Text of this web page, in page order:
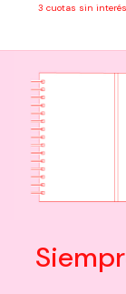
3 cuotas sin